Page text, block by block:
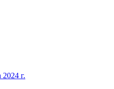
г.